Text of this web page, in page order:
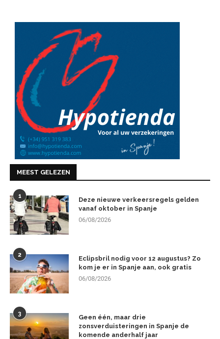
MEEST GELEZEN
1
Deze nieuwe verkeersregels gelden
vanaf oktober in Spanje
06/08/2026
2
Eclipsbril nodig voor 12 augustus? Zo
kom je er in Spanje aan, ook gratis
06/08/2026
3
Geen één, maar drie
zonsverduisteringen in Spanje de
komende anderhalf jaar